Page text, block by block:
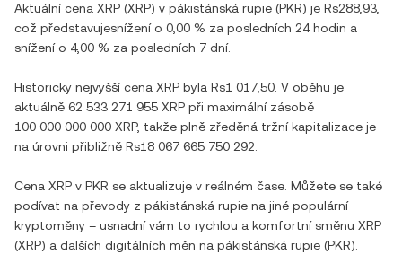
Aktuální cena XRP (XRP) v pákistánská rupie (PKR) je Rs288,93
což představujesníženío 0,00 % za posledních 24 hodin a
sníženío 4,00 % za posledních 7 dní.
Historicky nejvyšší cena XRP byla Rs1 017,50 . V oběhu je
aktuálně 62 533 271 955 XRP při maximální zásobě
100 000 000 000 XRP, takže plně zředěná tržní kapitalizace je
na úrovni přibližně Rs18 067 665 750 292
Cena XRP v PKR se aktualizuje v reálném čase. Můžete se také
podívat na převody z pákistánská rupie na jiné populární
kryptoměny – usnadní vám to rychlou a komfortní směnu XRP
(XRP) a dalších digitálních měn na pákistánská rupie (PKR).